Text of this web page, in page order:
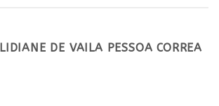
LIDIANE DE VAILA PESSOA CORREA